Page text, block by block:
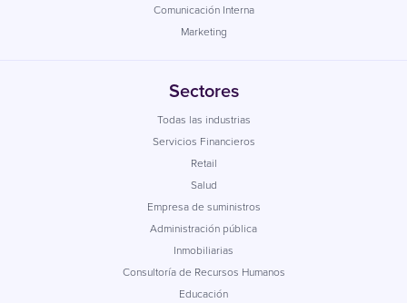
Comunicación Interna
Marketing
Sectores
Todas las industrias
Servicios Financieros
Retail
Salud
Empresa de suministros
Administración pública
Inmobiliarias
Consultoría de Recursos Humanos
Educación